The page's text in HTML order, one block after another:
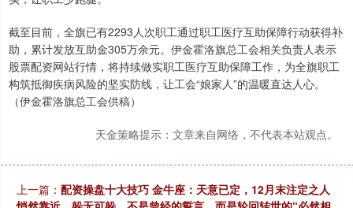
截至目前，全旗已有2293人次职工通过职工医疗互助保障行动获得补
助，累计发放互助金305万余元。伊金霍洛旗总工会相关负责人表示
股票配资网站行情，将持续做实职工医疗互助保障工作，为全旗职工
构筑抵御疾病风险的坚实防线，让工会“娘家人”的温暖直达人心。
（伊金霍洛旗总工会供稿）
天金策略提示：文章来自网络，不代表本站观点。
上一篇： 配资操盘十大技巧 金牛座：天意已定，12月末注定之人